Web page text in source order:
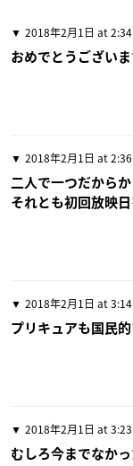
2018年2月1日 at
おめでとうございま
2018年2月1日 at
二人で一つだから
それとも初回放映
2018年2月1日 at
プリキュアも国民
2018年2月1日 at
むしろ今までなか